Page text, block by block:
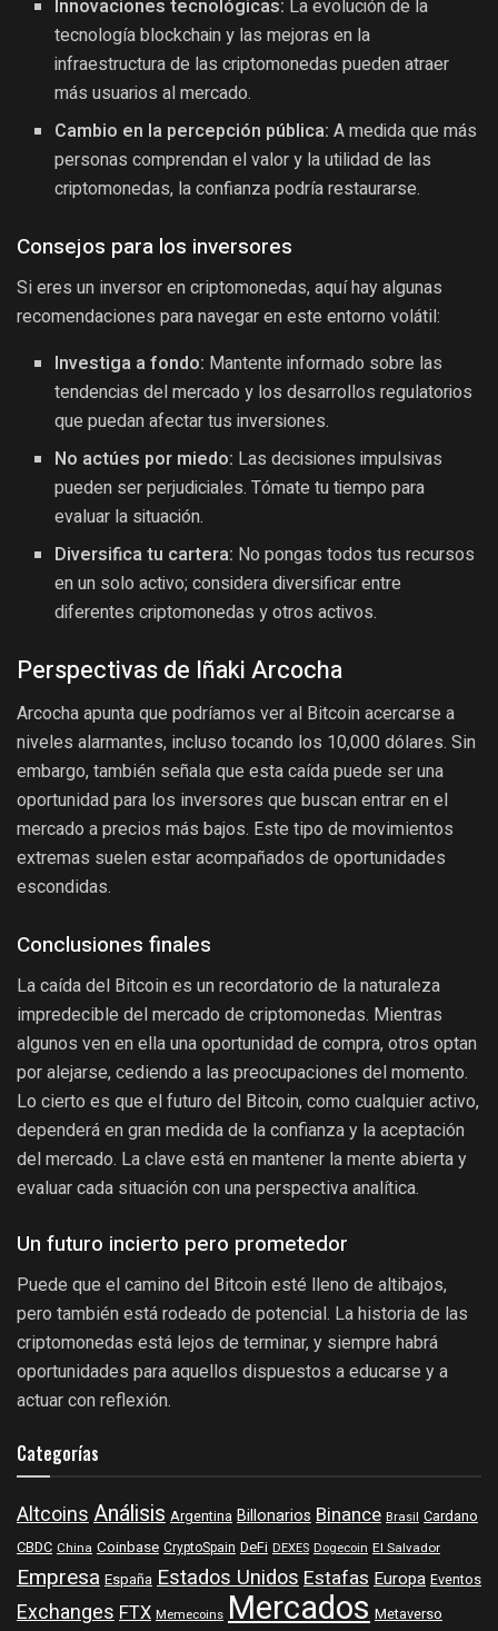
Innovaciones tecnológicas: La evolución de la
tecnología blockchain y las mejoras en la
infraestructura de las criptomonedas pueden atraer
más usuarios al mercado.
Cambio en la percepción pública: A medida que más
personas comprendan el valor y la utilidad de las
criptomonedas, la confianza podría restaurarse.
Consejos para los inversores
Si eres un inversor en criptomonedas, aquí hay algunas
recomendaciones para navegar en este entorno volátil:
Investiga a fondo: Mantente informado sobre las
tendencias del mercado y los desarrollos regulatorios
que puedan afectar tus inversiones.
No actúes por miedo: Las decisiones impulsivas
pueden ser perjudiciales. Tómate tu tiempo para
evaluar la situación.
Diversifica tu cartera: No pongas todos tus recursos
en un solo activo; considera diversificar entre
diferentes criptomonedas y otros activos.
Perspectivas de Iñaki Arcocha
Arcocha apunta que podríamos ver al Bitcoin acercarse a
niveles alarmantes, incluso tocando los 10,000 dólares. Sin
embargo, también señala que esta caída puede ser una
oportunidad para los inversores que buscan entrar en el
mercado a precios más bajos. Este tipo de movimientos
extremas suelen estar acompañados de oportunidades
escondidas.
Conclusiones finales
La caída del Bitcoin es un recordatorio de la naturaleza
impredecible del mercado de criptomonedas. Mientras
algunos ven en ella una oportunidad de compra, otros optan
por alejarse, cediendo a las preocupaciones del momento.
Lo cierto es que el futuro del Bitcoin, como cualquier activo,
dependerá en gran medida de la confianza y la aceptación
del mercado. La clave está en mantener la mente abierta y
evaluar cada situación con una perspectiva analítica.
Un futuro incierto pero prometedor
Puede que el camino del Bitcoin esté lleno de altibajos,
pero también está rodeado de potencial. La historia de las
criptomonedas está lejos de terminar, y siempre habrá
oportunidades para aquellos dispuestos a educarse y a
actuar con reflexión.
Categorías
AltcoinsAnálisis Argentina BillonariosBinance Brasil Cardano
CBDC China Coinbase CryptoSpain DeFi DEXES Dogecoin El Salvador
Empresa España Estados UnidosEstafasEuropa Eventos
ExchangesFTX Memecoins Mercados Metaverso